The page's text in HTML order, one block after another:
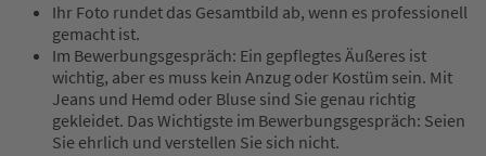
Ihr Foto rundet das Gesamtbild ab, wenn es professionell
gemacht ist.
Im Bewerbungsgespräch: Ein gepflegtes Äußeres ist
wichtig, aber es muss kein Anzug oder Kostüm sein. Mit
Jeans und Hemd oder Bluse sind Sie genau richtig
gekleidet. Das Wichtigste im Bewerbungsgespräch: Seien
Sie ehrlich und verstellen Sie sich nicht.